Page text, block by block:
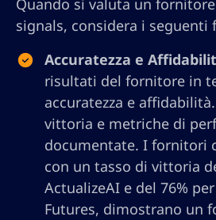
Quando si valuta un
signals, considera i seguenti
Accuratezza e
risultati del fornitore in
accuratezza e
vittoria e metriche di
documentate. I fornitori
con un tasso di vittoria
ActualizeAI e del 76%
Futures, dimostrano un